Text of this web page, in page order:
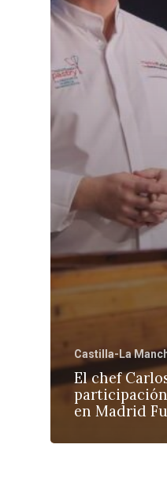
Castilla-La
El chef
en Madrid